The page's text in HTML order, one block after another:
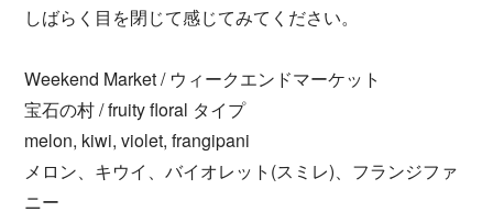
しばらく目を閉じて感じてみてください。
Weekend Market / ウィークエンドマーケット
宝石の村 / fruity floral タイプ
melon, kiwi, violet, frangipani
メロン、キウイ、バイオレット(スミレ)、フランジファ
ニー